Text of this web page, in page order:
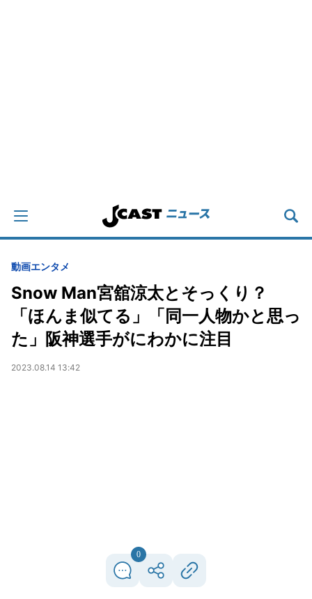
動画エンタメ
Snow Man宮舘涼太とそっくり？
「ほんま似てる」「同一人物かと思っ
た」阪神選手がにわかに注目
2023.08.14 13:42
0